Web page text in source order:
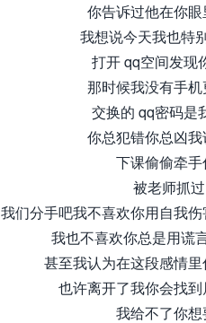
你告诉过他在你
我想说今天我也特
打开 qq空间发现
那时候我没有手
交换的 qq密码是
你总犯错你总凶
下课偷偷牵
被老师抓
我们分手吧我不喜欢你用自我
我也不喜欢你总是用谎
甚至我认为在这段感情
也许离开了我你会找
我给不了你